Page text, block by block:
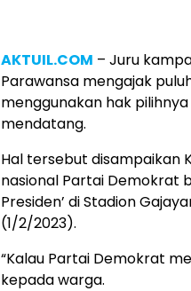
AKTUIL.COM – Juru
Parawansa mengajak
menggunakan hak
mendatang.
Hal tersebut disampaikan
nasional Partai Demokrat
Presiden’ di Stadion
(1/2/2023).
“Kalau Partai Demokrat
kepada warga.